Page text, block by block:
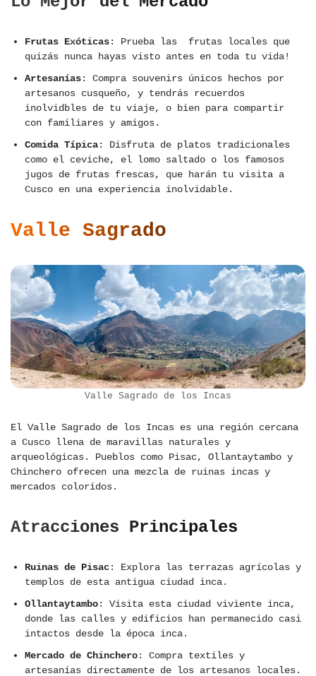
Frutas Exóticas: Prueba las frutas locales que
quizás nunca hayas visto antes en toda tu vida!
Artesanías: Compra souvenirs únicos hechos por
artesanos cusqueño, y tendrás recuerdos
inolvidbles de tu viaje, o bien para compartir
con familiares y amigos.
Comida Típica: Disfruta de platos tradicionales
como el ceviche, el lomo saltado o los famosos
jugos de frutas frescas, que harán tu visita a
Cusco en una experiencia inolvidable.
Valle Sagrado
Valle Sagrado de los Incas
El Valle Sagrado de los Incas es una región cercana
a Cusco llena de maravillas naturales y
arqueológicas. Pueblos como Pisac, Ollantaytambo y
Chinchero ofrecen una mezcla de ruinas incas y
mercados coloridos.
Atracciones Principales
Ruinas de Pisac: Explora las terrazas agrícolas y
templos de esta antigua ciudad inca.
Ollantaytambo: Visita esta ciudad viviente inca,
donde las calles y edificios han permanecido casi
intactos desde la época inca.
Mercado de Chinchero: Compra textiles y
artesanías directamente de los artesanos locales.